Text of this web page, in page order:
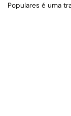
Populares é uma